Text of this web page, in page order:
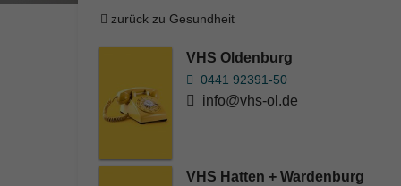
zurück zu Gesundheit
VHS Oldenburg
0441 92391-50
info@vhs-ol.de
VHS Hatten + Wardenburg